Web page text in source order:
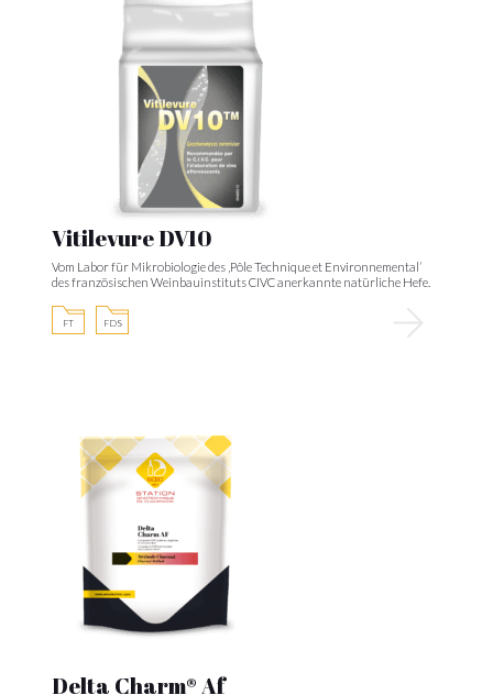
Vitilevure DV10
Vom Labor für Mikrobiologie des ‚Pôle Technique et Environnemental’
des französischen Weinbauinstituts CIVC anerkannte natürliche Hefe.
FT FDS
Delta Charm® Af